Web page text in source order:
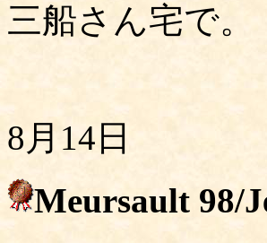
三船さん宅で。
8月14日
Meursault 98/